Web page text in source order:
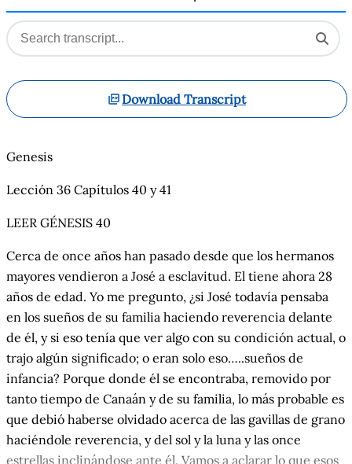
Download Transcript
Genesis
Lección 36 Capítulos 40 y 41
LEER GÉNESIS 40
Cerca de once años han pasado desde que los hermanos
mayores vendieron a José a esclavitud. El tiene ahora 28
años de edad. Yo me pregunto, ¿si José todavía pensaba
en los sueños de su familia haciendo reverencia delante
de él, y si eso tenía que ver algo con su condición actual, o
trajo algún significado; o eran solo eso…..sueños de
infancia? Porque donde él se encontraba, removido por
tanto tiempo de Canaán y de su familia, lo más probable es
que debió haberse olvidado acerca de las gavillas de grano
haciéndole reverencia, y del sol y la luna y las once
estrellas inclinándose ante él. Vamos a aclarar lo que esos